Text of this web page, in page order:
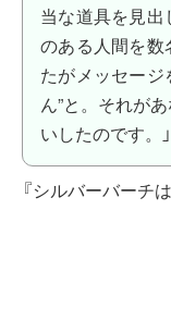
当な道具を見
のある人間を数
たがメッセー
ん”と。それが
いしたのです。」
『シルバーバーチ